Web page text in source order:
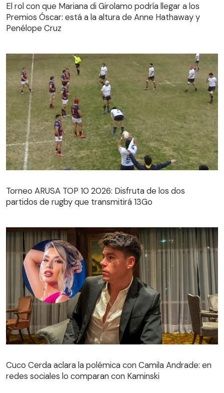
El rol con que Mariana di Girolamo podría llegar a los
Premios Óscar: está a la altura de Anne Hathaway y
Penélope Cruz
Torneo ARUSA TOP 10 2026: Disfruta de los dos
partidos de rugby que transmitirá 13Go
Cuco Cerda aclara la polémica con Camila Andrade: en
redes sociales lo comparan con Kaminski